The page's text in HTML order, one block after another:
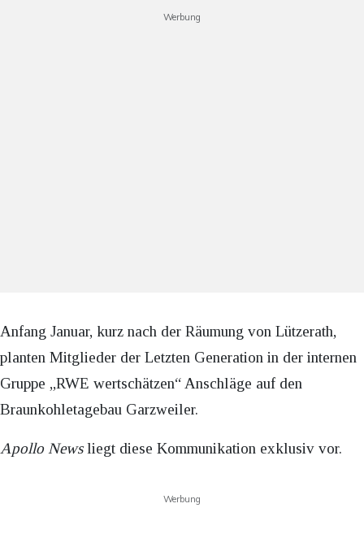
Werbung
Anfang Januar, kurz nach der Räumung von Lützerath,
planten Mitglieder der Letzten Generation in der internen
Gruppe „RWE wertschätzen“ Anschläge auf den
Braunkohletagebau Garzweiler.
Apollo Newsliegt diese Kommunikation exklusiv vor.
Werbung